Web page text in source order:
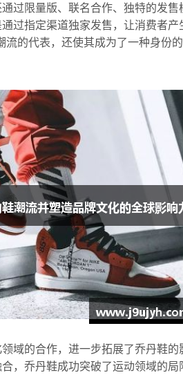
过限量版、联名合作、独特的发
过指定渠道独家发售，让消费者
流的代表，还使其成为了一种身份
域的合作，进一步拓展了乔丹鞋
，乔丹鞋成功突破了运动领域的